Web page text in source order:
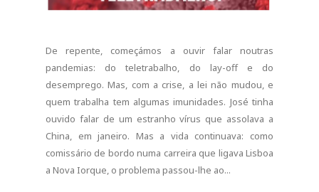
De repente, começámos a ouvir falar noutras
pandemias: do teletrabalho, do lay-off e do
desemprego. Mas, com a crise, a lei não mudou, e
quem trabalha tem algumas imunidades. José tinha
ouvido falar de um estranho vírus que assolava a
China, em janeiro. Mas a vida continuava: como
comissário de bordo numa carreira que ligava Lisboa
a Nova Iorque, o problema passou-lhe ao...